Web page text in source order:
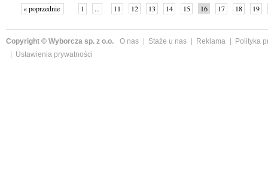
« poprzednie 1 ... 11 12 13 14 15 16 17 18
19
Copyright © Wyborcza sp. z o.o. O nas Staże u nas Reklama
Polityka
Ustawienia prywatności